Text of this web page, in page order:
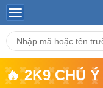
🔥 2K9 CHÚ